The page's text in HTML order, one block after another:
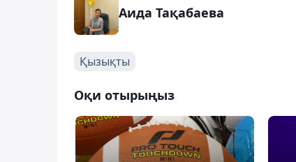
Аида Тақабаева
Қызықты
Оқи отырыңыз